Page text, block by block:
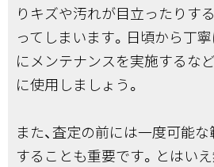
りキズや汚れが目立ったりす
ってしまいます。日頃から丁
にメンテナンスを実施するな
に使用しましょう。
また、査定の前には一度可能
することも重要です。とはい